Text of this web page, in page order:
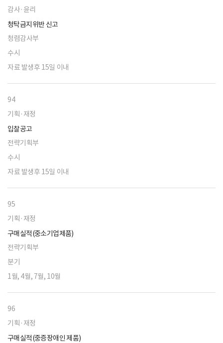
감사·윤리
청탁금지위반 신고
청렴감사부
수시
자료 발생후 15일 이내
94
기획·재정
입찰공고
전략기획부
수시
자료 발생후 15일 이내
95
기획·재정
구매실적(중소기업제품)
전략기획부
분기
1월, 4월, 7월, 10월
96
기획·재정
구매실적(중증장애인 제품)